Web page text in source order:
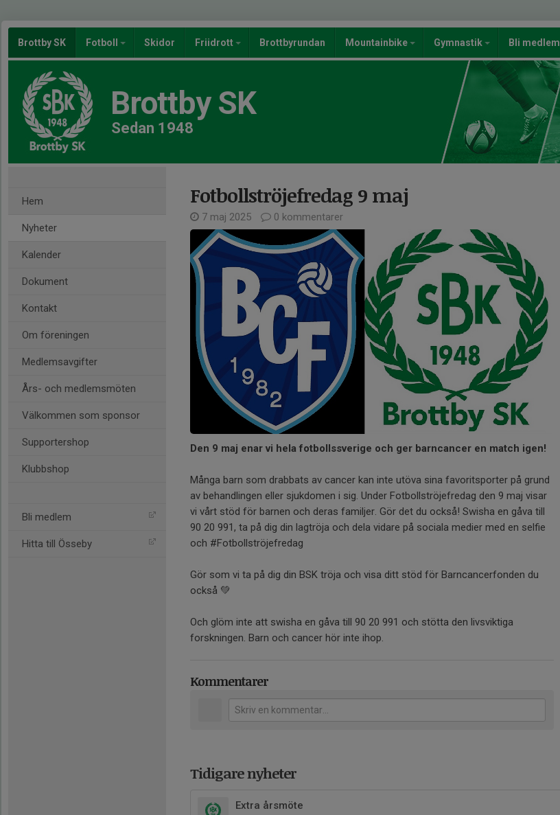
Brottby SK Fotboll Skidor Friidrott Brottbyrundan Mountainbike Gymnastik Bli medlem
Brottby SK
Sedan 1948
Hem
Nyheter
Kalender
Dokument
Kontakt
Om föreningen
Medlemsavgifter
Års- och medlemsmöten
Välkommen som sponsor
Supportershop
Klubbshop
Bli medlem
Hitta till Össeby
Fotbollströjefredag 9 maj
7 maj 2025 0 kommentarer
Den 9 maj enar vi hela fotbollssverige och ger barncancer en match igen!
Många barn som drabbats av cancer kan inte utöva sina favoritsporter på grund
av behandlingen eller sjukdomen i sig. Under Fotbollströjefredag den 9 maj visar
vi vårt stöd för barnen och deras familjer. Gör det du också! Swisha en gåva till
90 20 991, ta på dig din lagtröja och dela vidare på sociala medier med en selfie
och #Fotbollströjefredag
Gör som vi ta på dig din BSK tröja och visa ditt stöd för Barncancerfonden du
också 💚
Och glöm inte att swisha en gåva till 90 20 991 och stötta den livsviktiga
forskningen. Barn och cancer hör inte ihop.
Kommentarer
Tidigare nyheter
Extra årsmöte